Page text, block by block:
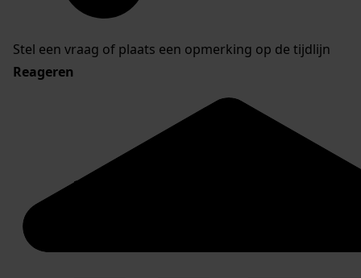
Stel een vraag of plaats een opmerking op de tijdlijn
Reageren